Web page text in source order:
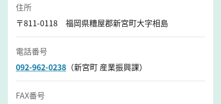
住所
〒811-0118 福岡県糟屋郡新宮町大字相島
電話番号
092-962-0238 （新宮町 産業振興課）
FAX番号